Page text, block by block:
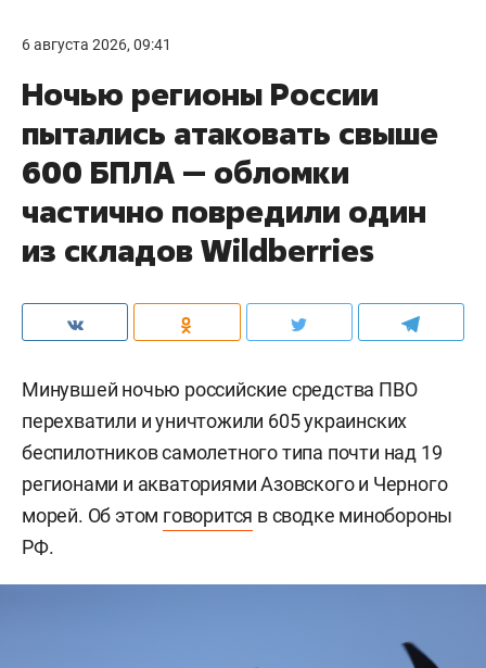
6 августа 2026, 09:41
Ночью регионы России
пытались атаковать свыше
600 БПЛА — обломки
частично повредили один
из складов Wildberries
Минувшей ночью российские средства ПВО
перехватили и уничтожили 605 украинских
беспилотников самолетного типа почти над 19
регионами и акваториями Азовского и Черного
морей. Об этом говорится в сводке минобороны
РФ.